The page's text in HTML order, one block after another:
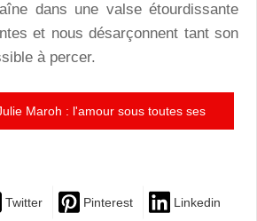
dans une valse étourdissante
et nous désarçonnent tant son
à percer.
Maroh : l'amour sous toutes ses
Twitter Pinterest Linkedin